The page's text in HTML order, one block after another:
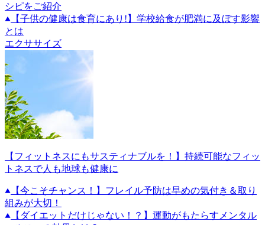
シピをご紹介
【子供の健康は食育にあり!】学校給食が肥満に及ぼす影響
とは
エクササイズ
【フィットネスにもサスティナブルを！】持続可能なフィッ
トネスで人も地球も健康に
【今こそチャンス！】フレイル予防は早めの気付き＆取り
組みが大切！
【ダイエットだけじゃない！？】運動がもたらすメンタル